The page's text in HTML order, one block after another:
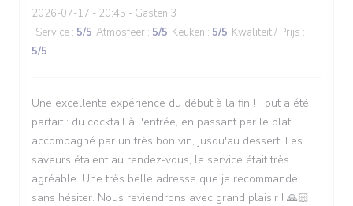
2026-07-17 - 20:45 - Gasten 3
Service : 5/5 Atmosfeer : 5/5 Keuken : 5/5 Kwaliteit / Prijs :
5/5
Une excellente expérience du début à la fin ! Tout a été
parfait : du cocktail à l'entrée, en passant par le plat,
accompagné par un très bon vin, jusqu'au dessert. Les
saveurs étaient au rendez-vous, le service était très
agréable. Une très belle adresse que je recommande
sans hésiter. Nous reviendrons avec grand plaisir ! 🙏🏻